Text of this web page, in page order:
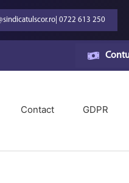
| 0722 613 250
Contact GDPR